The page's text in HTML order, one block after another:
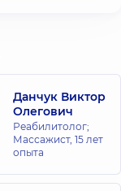
Данчук Виктор
Олегович
Реабилитолог;
Массажист, 15 лет
опыта